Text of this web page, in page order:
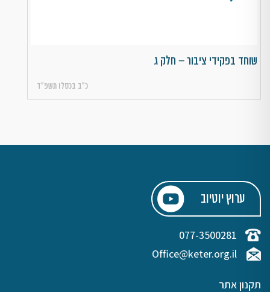
שוחד בפקידי ציבור – חלק ג
כ״ב בכסלו תשפ״ד
ערוץ יוטיוב
077-3500281
Office@keter.org.il
תקנון אתר